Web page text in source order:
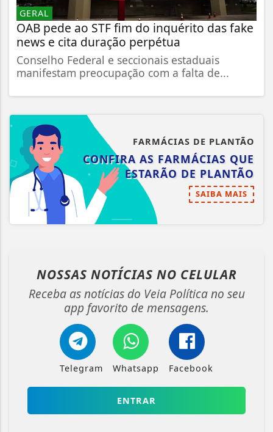
GERAL
OAB pede ao STF fim do inquérito das fake
news e cita duração perpétua
Conselho Federal e seccionais estaduais
manifestam preocupação com a falta de...
FARMÁCIAS DE PLANTÃO
CONFIRA AS FARMÁCIAS QUE
ESTARÃO DE PLANTÃO
SAIBA MAIS
NOSSAS NOTÍCIAS NO CELULAR
Receba as notícias do Veia Política no seu
app favorito de mensagens.
Telegram Whatsapp Facebook
ENTRAR